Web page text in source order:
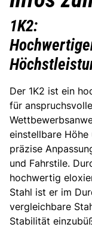
1K2:
Der 1K2 ist ein
für
einstellbare
präzise
und Fahrstile.
hochwertig
Stahl ist er im
vergleichbare
Stabilität